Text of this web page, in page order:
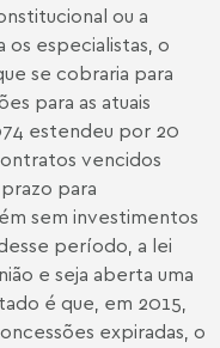
ou a
os especialistas, o
se cobraria para
para as atuais
estendeu por 20
vencidos
para
sem investimentos
período, a lei
e seja aberta uma
é que, em 2015,
expiradas, o